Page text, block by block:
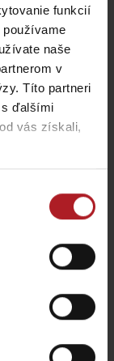
funkcií
naše
v
Títo partneri
ďalšími
vás získali,
aj v
cookies pre
cookies pre